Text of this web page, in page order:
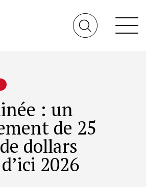
: un
de 25
dollars
2026